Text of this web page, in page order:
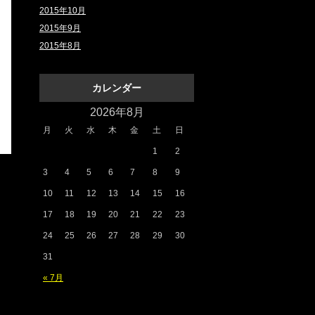
2015年10月
2015年9月
2015年8月
カレンダー
2026年8月
月 火 水 木 金 土 日
« 7月
1 2
3 4 5 6 7 8 9
10 11 12 13 14 15 16
17 18 19 20 21 22 23
24 25 26 27 28 29 30
31